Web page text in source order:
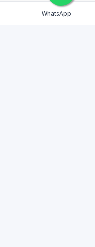
WhatsApp